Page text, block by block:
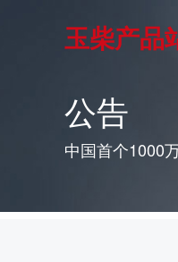
玉柴产品
公告
中国首个1000